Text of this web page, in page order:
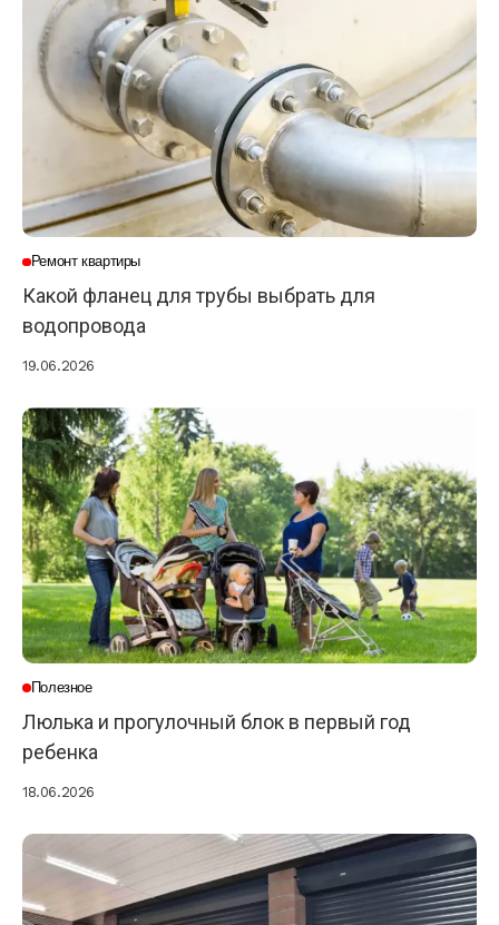
Ремонт квартиры
Какой фланец для трубы выбрать для
водопровода
19.06.2026
Полезное
Люлька и прогулочный блок в первый год
ребенка
18.06.2026